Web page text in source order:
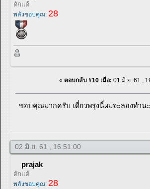
ดักแด้
พลังขอบคุณ: 28
« ตอบกลับ #10 เมื่อ: 01 มิ.ย. 61 ,
ขอบคุณมากครับ เดี๋ยวพรุ่งนี้ผมจะลองทำน
02 มิ.ย. 61 , 16:51:00
prajak
ดักแด้
พลังขอบคุณ: 28